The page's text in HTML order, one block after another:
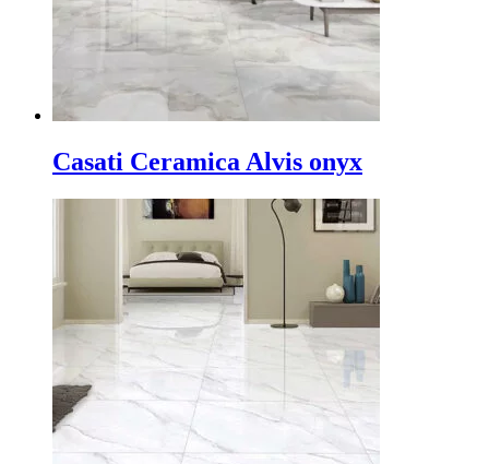
Casati Ceramica Alvis onyx